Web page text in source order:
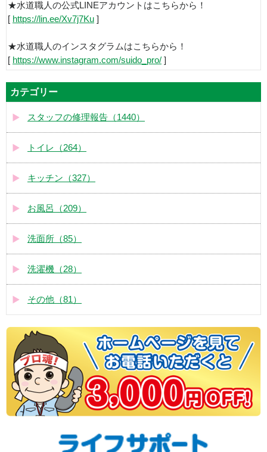
★水道職人の公式LINEアカウントはこちらから！
[ https://lin.ee/Xv7j7Ku ]
★水道職人のインスタグラムはこちらから！
[ https://www.instagram.com/suido_pro/ ]
カテゴリー
スタッフの修理報告（1440）
トイレ（264）
キッチン（327）
お風呂（209）
洗面所（85）
洗濯機（28）
その他（81）